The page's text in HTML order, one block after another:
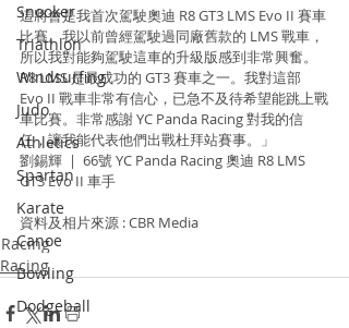
Snooker
Triathlon
Windsurfing
Judo
Athletics
Spartan
Karate
Canoe
Bowling
Dodgeball
這將會是我首次駕駛奧迪 R8 GT3 LMS Evo II 賽車
比賽。我以前曾經駕駛過同廠舊款的 LMS 戰車，
所以我對能夠駕駛這車的升級版感到非常興奮。
R8 LMS 是最成功的 GT3 賽車之一。我對這部
Evo II 戰車非常有信心，已急不及待希望能跳上戰
車比賽。非常感謝 YC Panda Racing 對我的信
任，讓我能代表他們出戰杜拜站賽事。」
劉錫輝  |  66號 YC Panda Racing 奧迪 R8 LMS
GT3 Evo II 車手
資料及相片來源 : CBR Media
Racing
Racing